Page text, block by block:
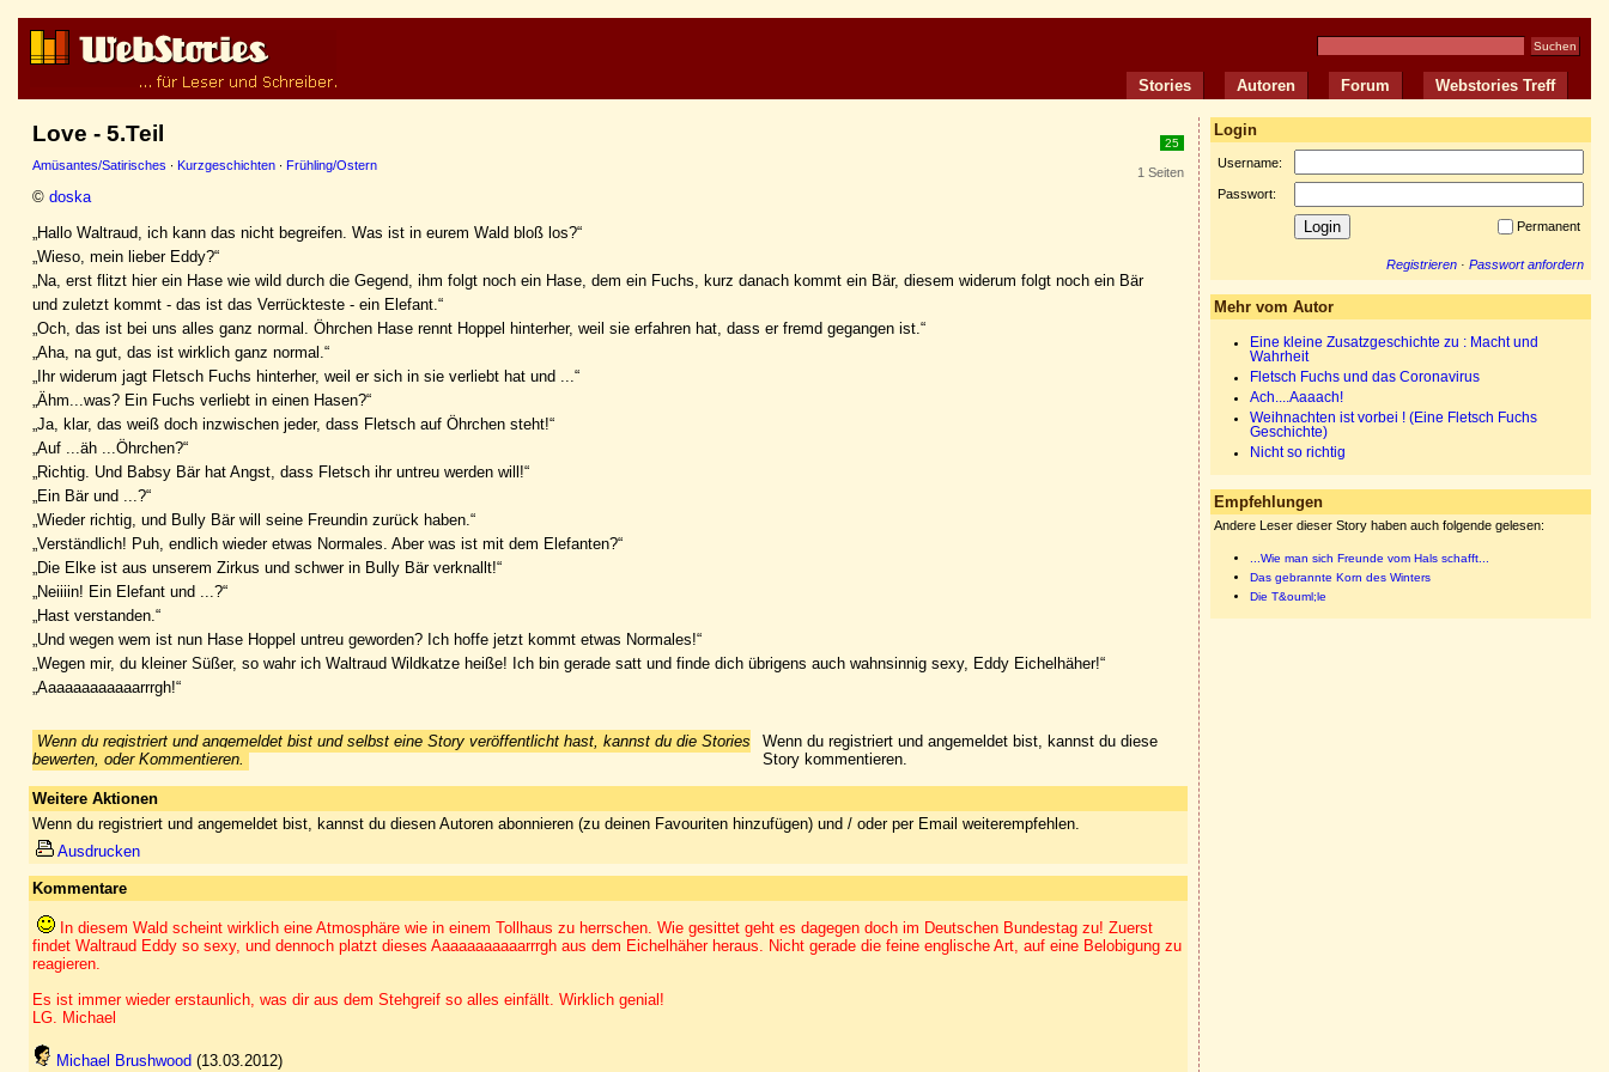
Stories Autoren Forum Webstories Treff
25
1 Seiten
Love - 5.Teil
Amüsantes/Satirisches · Kurzgeschichten · Frühling/Ostern
© doska
„Hallo Waltraud, ich kann das nicht begreifen. Was ist in eurem Wald bloß los?“
„Wieso, mein lieber Eddy?“
„Na, erst flitzt hier ein Hase wie wild durch die Gegend, ihm folgt noch ein Hase, dem ein Fuchs, kurz danach kommt ein Bär, diesem widerum folgt noch ein Bär
und zuletzt kommt - das ist das Verrückteste - ein Elefant.“
„Och, das ist bei uns alles ganz normal. Öhrchen Hase rennt Hoppel hinterher, weil sie erfahren hat, dass er fremd gegangen ist.“
„Aha, na gut, das ist wirklich ganz normal.“
„Ihr widerum jagt Fletsch Fuchs hinterher, weil er sich in sie verliebt hat und ...“
„Ähm...was? Ein Fuchs verliebt in einen Hasen?“
„Ja, klar, das weiß doch inzwischen jeder, dass Fletsch auf Öhrchen steht!“
„Auf ...äh ...Öhrchen?“
„Richtig. Und Babsy Bär hat Angst, dass Fletsch ihr untreu werden will!“
„Ein Bär und ...?“
„Wieder richtig, und Bully Bär will seine Freundin zurück haben.“
„Verständlich! Puh, endlich wieder etwas Normales. Aber was ist mit dem Elefanten?“
„Die Elke ist aus unserem Zirkus und schwer in Bully Bär verknallt!“
„Neiiiin! Ein Elefant und ...?“
„Hast verstanden.“
„Und wegen wem ist nun Hase Hoppel untreu geworden? Ich hoffe jetzt kommt etwas Normales!“
„Wegen mir, du kleiner Süßer, so wahr ich Waltraud Wildkatze heiße! Ich bin gerade satt und finde dich übrigens auch wahnsinnig sexy, Eddy Eichelhäher!“
„Aaaaaaaaaaaarrrgh!“
Wenn du registriert und angemeldet bist und selbst eine Story veröffentlicht hast, kannst du die Stories
bewerten, oder Kommentieren.
Wenn du registriert und angemeldet bist, kannst du diese
Story kommentieren.
Weitere Aktionen
Wenn du registriert und angemeldet bist, kannst du diesen Autoren abonnieren (zu deinen Favouriten hinzufügen) und / oder per Email weiterempfehlen.
Ausdrucken
Kommentare
In diesem Wald scheint wirklich eine Atmosphäre wie in einem Tollhaus zu herrschen. Wie gesittet geht es dagegen doch im Deutschen Bundestag zu! Zuerst
findet Waltraud Eddy so sexy, und dennoch platzt dieses Aaaaaaaaaaarrrgh aus dem Eichelhäher heraus. Nicht gerade die feine englische Art, auf eine Belobigung zu
reagieren.
Es ist immer wieder erstaunlich, was dir aus dem Stehgreif so alles einfällt. Wirklich genial!
LG. Michael
Michael Brushwood (13.03.2012)
Login
Username:
Passwort:
Permanent
Registrieren · Passwort anfordern
Mehr vom Autor
Eine kleine Zusatzgeschichte zu : Macht und
Wahrheit
Fletsch Fuchs und das Coronavirus
Ach....Aaaach!
Weihnachten ist vorbei ! (Eine Fletsch Fuchs
Geschichte)
Nicht so richtig
Empfehlungen
Andere Leser dieser Story haben auch folgende gelesen:
...Wie man sich Freunde vom Hals schafft...
Das gebrannte Korn des Winters
Die T&ouml;le